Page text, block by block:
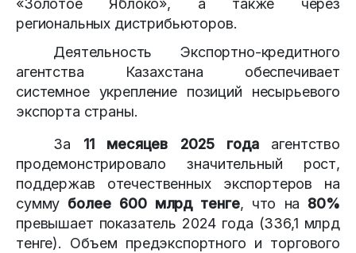
«Золотое Яблоко», а также через
региональных дистрибьюторов.
Деятельность Экспортно-кредитного
агентства Казахстана обеспечивает
системное укрепление позиций несырьевого
экспорта страны.
За 11 месяцев 2025 года
агентство
продемонстрировало значительный рост,
поддержав отечественных экспортеров на
сумму более 600 млрд тенге, что на 80%
превышает показатель 2024 года (336,1 млрд
тенге). Объем предэкспортного и торгового